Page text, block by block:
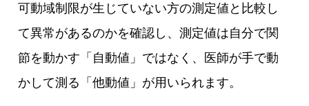
可動域制限が生じていない方の測定値と比較し
て異常があるのかを確認し、測定値は自分で関
節を動かす「自動値」ではなく、医師が手で動
かして測る「他動値」が用いられます。